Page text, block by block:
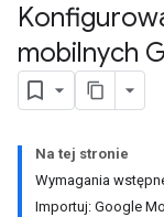
mobilnych
Na tej stronie
Wymagania
Importuj: Google